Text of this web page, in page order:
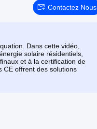
Contactez Nous
Dans cette vidéo,
solaire résidentiels,
et à la certification de
CE offrent des solutions